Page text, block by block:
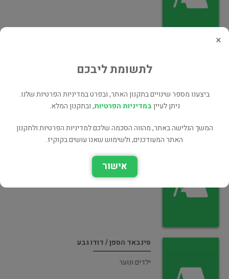
אמנות
סינבאד הספן / דודו גבע
ילדים ונוער
×
לתשומת ליבכם
ביצענו מספר שינויים בתקנון האתר, ובפרט במדיניות הפרטיות שלנו.
ניתן לעייןבמדיניות הפרטיות, ובתקנון המלא.
המשך הגלישה באתר, מהווה הסכמה שלכם למדיניות הפרטיות ולתקנון
האתר המעודכנים, ולשימוש שאנו עושים בקוקיז.
אישור